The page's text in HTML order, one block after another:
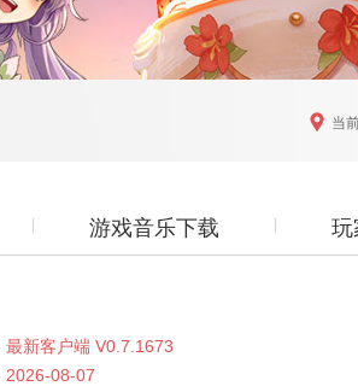
当
游戏音乐下载 玩
最新客户端 V0.7.1673
2026-08-07